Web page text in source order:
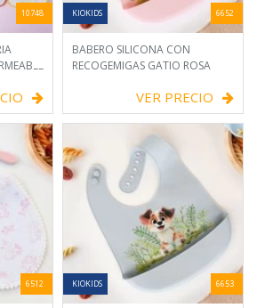
10748 KIOKIDS 6652
BABERO SILICONA CON
RECOGEMIGAS GATIO ROSA
VER PRECIO
6512 KIOKIDS 6653